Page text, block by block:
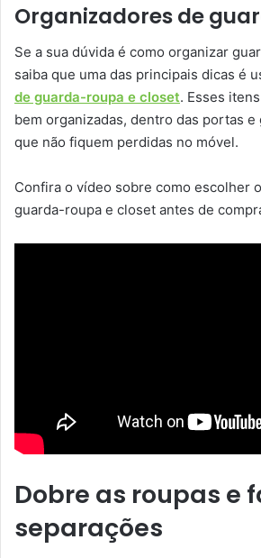
Organizadores de
Se a sua dúvida é como organizar
saiba que uma das principais dicas é
de guarda-roupa e closet. Esses
bem organizadas, dentro das portas e
que não fiquem perdidas no móvel.
Confira o vídeo sobre como escolher
guarda-roupa e closet antes de
Dobre as roupas e
separações